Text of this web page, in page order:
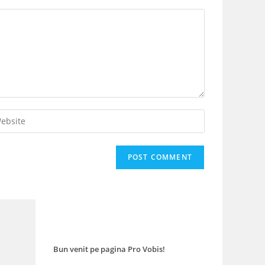
Bun venit pe pagina Pro Vobis!